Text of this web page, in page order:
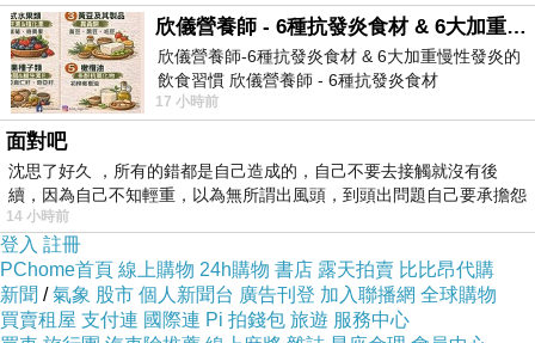
各有特色的原生蔓藤。
欣儀營養師 - 6種抗發炎食材 & 6大加重慢性發炎的飲食習慣
欣儀營養師-6種抗發炎食材 & 6大加重慢性發炎的
飲食習慣 欣儀營養師 - 6種抗發炎食材
https://www.facebook.com/photo/?fbid=147
17 小時前
面對吧
沈思了好久 ，所有的錯都是自己造成的，自己不要去接觸就沒有後
續，因為自己不知輕重，以為無所謂出風頭，到頭出問題自己要承擔怨
不
14 小時前
登入 註冊
PChome首頁 線上購物 24h購物 書店 露天拍賣 比比昂代購
新聞 /氣象 股市 個人新聞台 廣告刊登 加入聯播網 全球購物
買賣租屋 支付連 國際連 Pi 拍錢包 旅遊 服務中心